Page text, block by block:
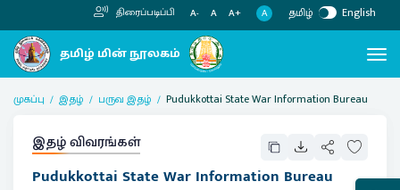
திரைப்படிப்பி A- A A+ A தமிழ் English
முகப்பு இதழ் பருவ இதழ் Pudukkottai State War Information Bureau
இதழ் விவரங்கள்
Pudukkottai State War Information Bureau